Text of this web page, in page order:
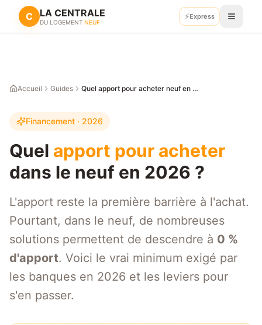
C LA CENTRALE
DU LOGEMENT NEUF
⚡Express
Retour
Accueil Guides Quel apport pour acheter neuf en 2026 ? Minimum, idéal, et solutions sans apport
Financement · 2026
Quel apport pour acheter
dans le neuf en 2026 ?
L'apport reste la première barrière à l'achat.
Pourtant, dans le neuf, de nombreuses
solutions permettent de descendre à 0 %
d'apport. Voici le vrai minimum exigé par
les banques en 2026 et les leviers pour
s'en passer.
Recevoir mes plans